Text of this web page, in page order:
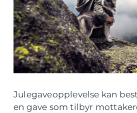
Julegaveopplevelse kan
en gave som tilbyr